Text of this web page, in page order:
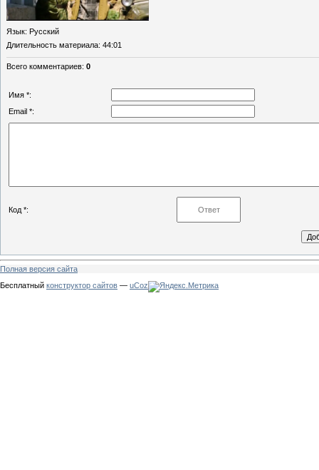
Язык: Русский
Длительность материала: 44:01
Всего комментариев: 0
Имя *:
Email *:
Код *:
Полная версия сайта
Бесплатный конструктор сайтов — uCoz